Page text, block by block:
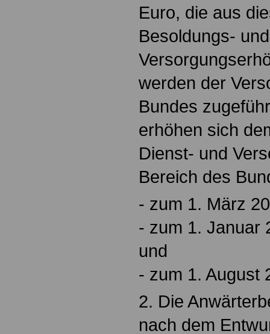
Euro, die aus
Besoldungs- und
werden der
Bundes
erhöhen sich
Dienst- und
Bereich des
- zum 1. März
- zum 1. Januar
und
- zum 1. August
2. Die
nach dem